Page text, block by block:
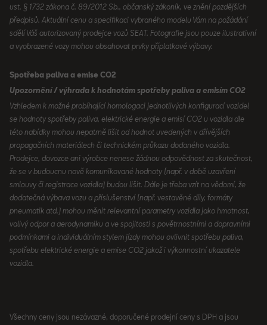
ust. § 1732 zákona č. 89/2012 Sb., občanský zákoník, ve znění pozdějších
předpisů. Aktuální cenu a specifikaci vybraného modelu Vám na požádání
sdělí Váš autorizovaný prodejce vozů SEAT. Fotografie jsou pouze ilustrativní
a vyobrazené vozy mohou obsahovat prvky příplatkové výbavy.
Spotřeba paliva a emise CO2
Upozornění / výhrada k hodnotám spotřeby paliva a emisím CO2
Vzhledem k možné probíhající homologaci jednotlivých konfigurací vozidel
se hodnoty spotřeby paliva, elektrické energie a emisí CO2 u vozidla dle
této nabídky mohou nepatrně lišit od hodnot uvedených v dřívějších
propagačních materiálech či technickém průkazu dodaného vozidla.
Prodejce, dovozce ani výrobce nenese žádnou odpovědnost za skutečnost,
že se v budoucnu nově komunikované hodnoty (např. v době uzavření
smlouvy či registrace vozidla) budou lišit. Dále je třeba vzít na vědomí, že
dodatečná výbava vozu a příslušenství (např. vestavěné díly, formáty
pneumatik atd.) mohou měnit relevantní parametry vozidla jako hmotnost,
valivý odpor a aerodynamiku a ve spojitosti s povětrnostními a dopravními
podmínkami a individuálním stylem jízdy mohou ovlivnit spotřebu paliva,
spotřebu elektrické energie a emise CO2 jakož i výkonnostní ukazatele
vozidla.
Všechny ceny jsou nezávazné, doporučené prodejní ceny s DPH a jsou